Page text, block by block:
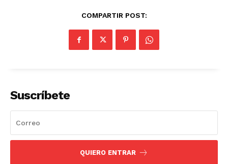
COMPARTIR POST:
Suscríbete
QUIERO ENTRAR